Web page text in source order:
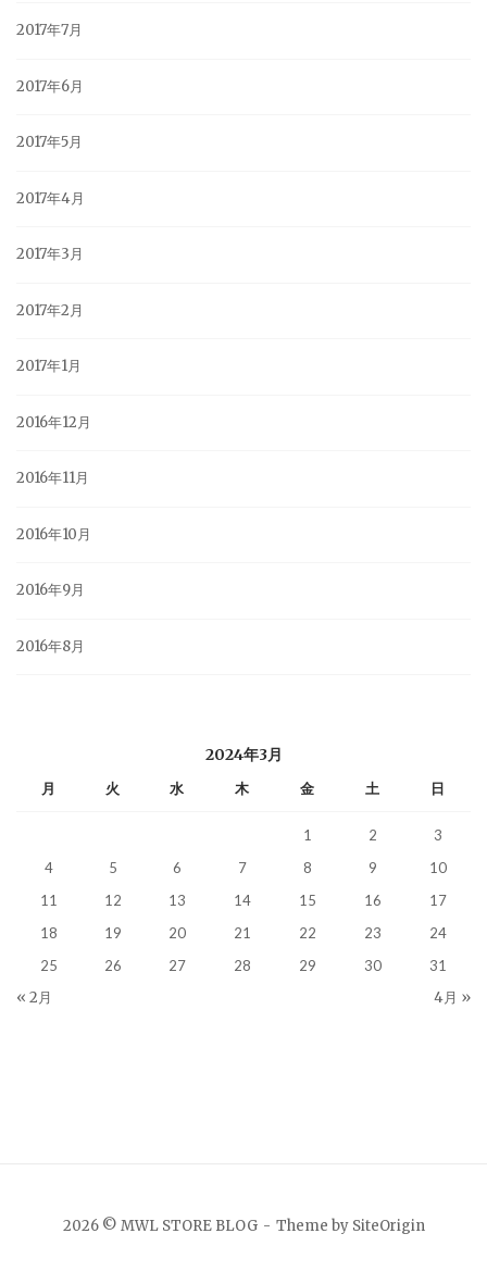
2017年7月
2017年6月
2017年5月
2017年4月
2017年3月
2017年2月
2017年1月
2016年12月
2016年11月
2016年10月
2016年9月
2016年8月
2024年3月
月 火 水 木 金 土 日
1 2
3
4
5 6 7 8 9
10
11
12 13 14 15 16
17
18
19 20 21 22 23
24
25
26 27 28 29 30 31
« 2月 4月 »
2026 © MWL STORE BLOG Theme by SiteOrigin